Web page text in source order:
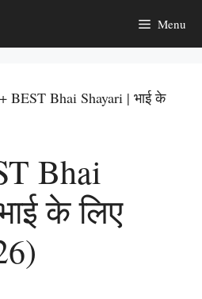
Menu
BEST Bhai Shayari | भाई के
Bhai
के लिए